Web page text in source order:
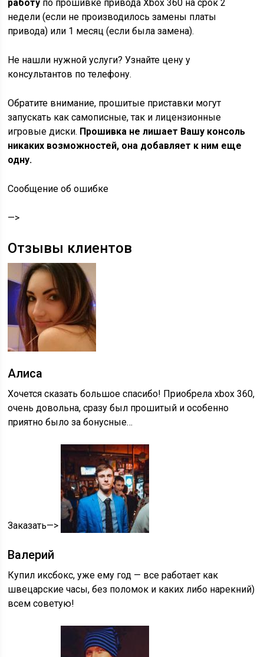
работу по прошивке привода Xbox 360 на срок 2
недели (если не производилось замены платы
привода) или 1 месяц (если была замена).
Не нашли нужной услуги? Узнайте цену у
консультантов по телефону.
Обратите внимание, прошитые приставки могут
запускать как самописные, так и лицензионные
игровые диски. Прошивка не лишает Вашу консоль
никаких возможностей, она добавляет к ним еще
одну.
Сообщение об ошибке
—>
Отзывы клиентов
Алиса
Хочется сказать большое спасибо! Приобрела xbox 360,
очень довольна, сразу был прошитый и особенно
приятно было за бонусные…
Заказать—>
Валерий
Купил иксбокс, уже ему год — все работает как
швецарские часы, без поломок и каких либо нарекний)
всем советую!